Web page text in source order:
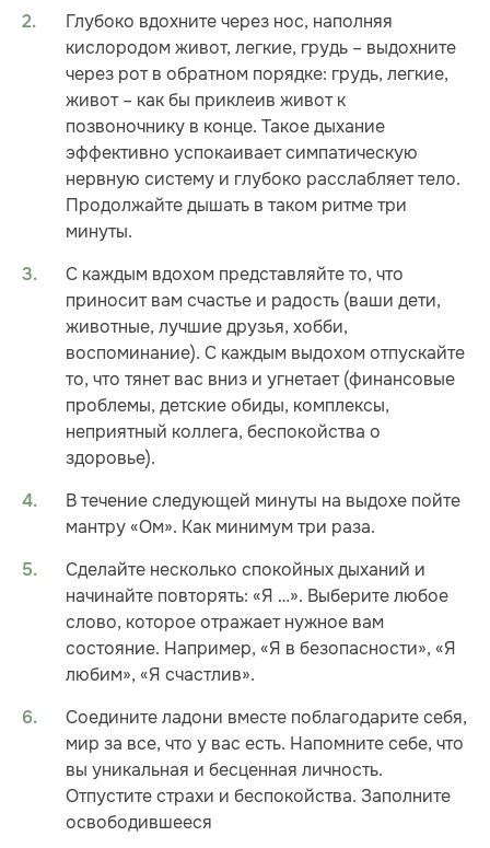
Глубоко вдохните через нос, наполняя
кислородом живот, легкие, грудь – выдохните
через рот в обратном порядке: грудь, легкие,
живот – как бы приклеив живот к
позвоночнику в конце. Такое дыхание
эффективно успокаивает симпатическую
нервную систему и глубоко расслабляет тело.
Продолжайте дышать в таком ритме три
минуты.
С каждым вдохом представляйте то, что
приносит вам счастье и радость (ваши дети,
животные, лучшие друзья, хобби,
воспоминание). С каждым выдохом отпускайте
то, что тянет вас вниз и угнетает (финансовые
проблемы, детские обиды, комплексы,
неприятный коллега, беспокойства о
здоровье).
В течение следующей минуты на выдохе пойте
мантру «Ом». Как минимум три раза.
Сделайте несколько спокойных дыханий и
начинайте повторять: «Я …». Выберите любое
слово, которое отражает нужное вам
состояние. Например, «Я в безопасности», «Я
любим», «Я счастлив».
Соедините ладони вместе поблагодарите себя,
мир за все, что у вас есть. Напомните себе, что
вы уникальная и бесценная личность.
Отпустите страхи и беспокойства. Заполните
освободившееся